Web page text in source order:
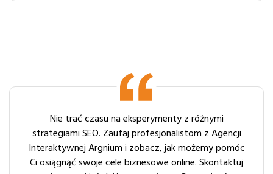
Nie trać czasu na eksperymenty z różnymi
strategiami SEO. Zaufaj profesjonalistom z Agencji
Interaktywnej Argnium i zobacz, jak możemy pomóc
Ci osiągnąć swoje cele biznesowe online. Skontaktuj